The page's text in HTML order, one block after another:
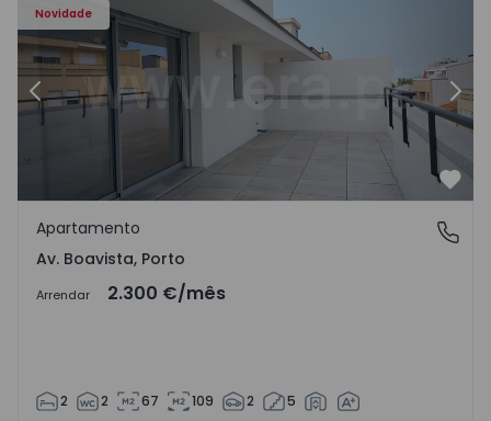
Novidade
Anterior
Av. Boavista, Porto
Apartamento
Av. Boavista, Porto
Arrendar 2.300 €/mês
2 2 67 109 2 5